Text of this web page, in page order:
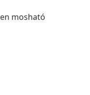
mosható